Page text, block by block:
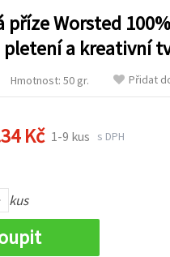
příze Worsted
pletení a kreativní
Hmotnost: 50 gr. Přidat
Kč 1-9 kus s DPH
kus